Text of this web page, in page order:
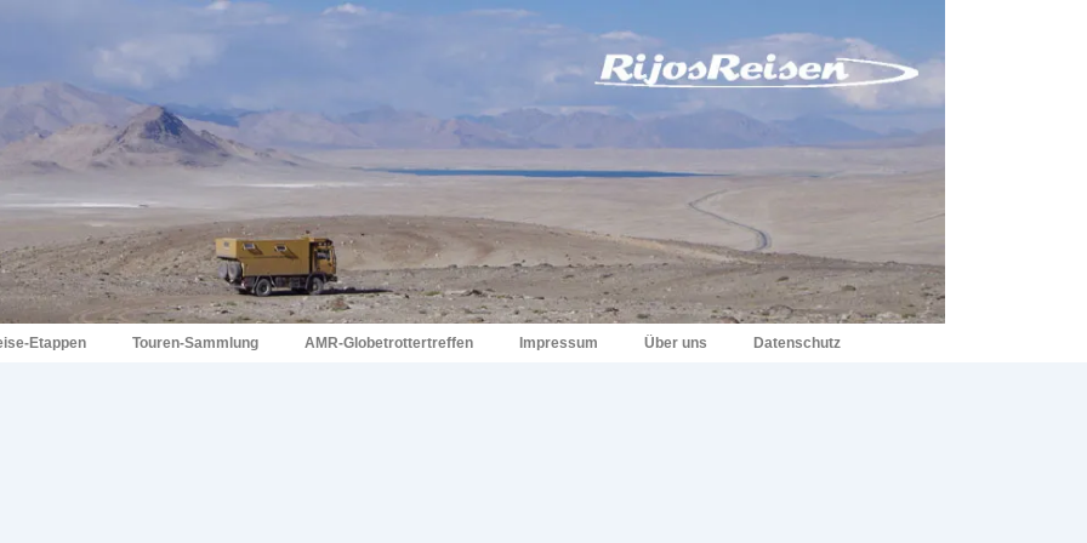
Etappen Touren-Sammlung AMR-Globetrottertreffen Impressum Über uns Datenschutz